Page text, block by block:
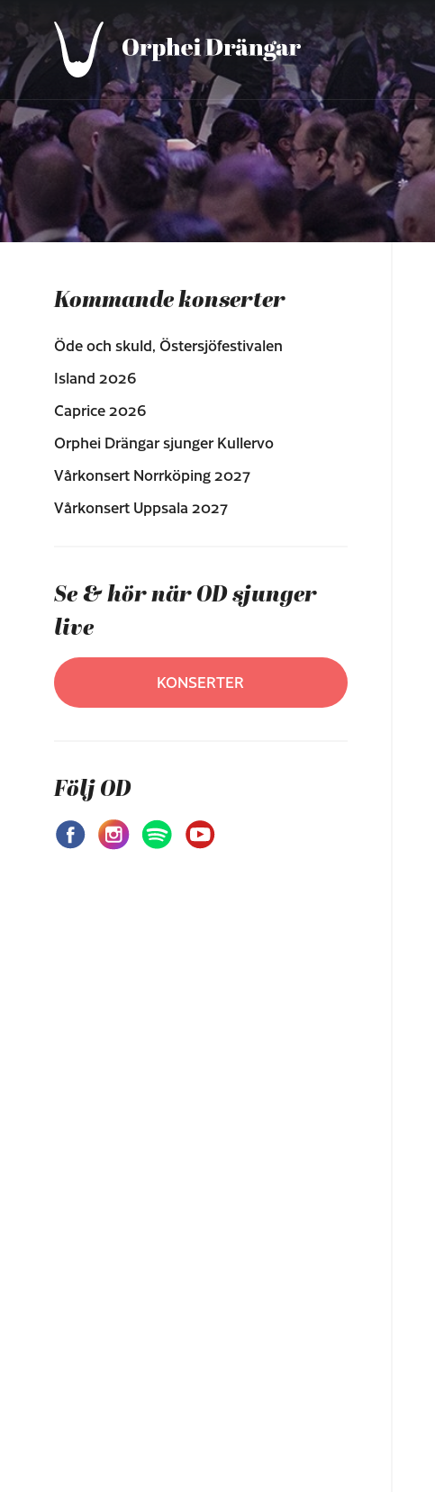
Kommande konserter
Öde och skuld, Östersjöfestivalen
Island 2026
Caprice 2026
Orphei Drängar sjunger Kullervo
Vårkonsert Norrköping 2027
Vårkonsert Uppsala 2027
Se & hör när OD sjunger
live
KONSERTER
Följ OD